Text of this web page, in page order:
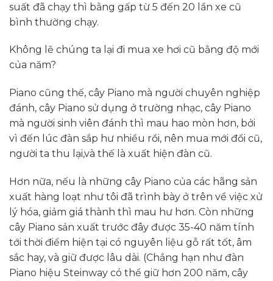
suất đã chạy thì bằng gấp từ 5 đến 20 lần xe cũ
bình thường chạy.
Không lẽ chúng ta lại đi mua xe hơi cũ bằng độ mới
của năm?
Piano cũng thế, cây Piano mà người chuyên nghiệp
đánh, cây Piano sử dụng ở trường nhạc, cây Piano
mà người sinh viên đánh thì mau hao mòn hơn, bởi
vì đến lúc đàn sắp hư nhiều rồi, nên mua mới đổi cũ,
người ta thu lại,và thế là xuất hiện đàn cũ.
Hơn nữa, nếu là những cây Piano của các hãng sản
xuất hàng loạt như tôi đã trình bày ở trên về việc xử
lý hóa, giảm giá thành thì mau hư hơn. Còn những
cây Piano sản xuất trước đây được 35-40 năm tính
tới thời điểm hiện tại có nguyên liệu gỗ rất tốt, âm
sắc hay, và giữ được lâu dài. (Chẳng hạn như đàn
Piano hiệu Steinway có thể giữ hơn 200 năm, cây